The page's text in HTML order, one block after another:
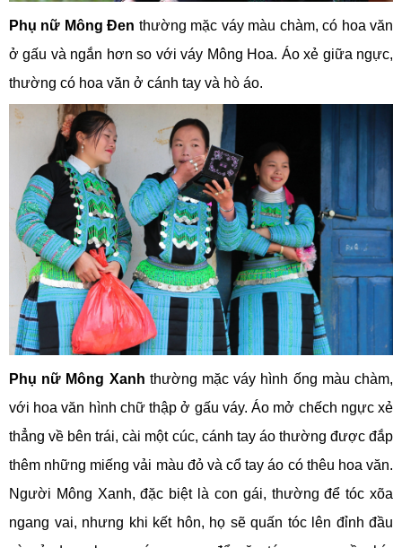
Phụ nữ Mông Đen thường mặc váy màu chàm, có hoa văn
ở gấu và ngắn hơn so với váy Mông Hoa. Áo xẻ giữa ngực,
thường có hoa văn ở cánh tay và hò áo.
Phụ nữ Mông Xanh thường mặc váy hình ống màu chàm,
với hoa văn hình chữ thập ở gấu váy. Áo mở chếch ngực xẻ
thẳng về bên trái, cài một cúc, cánh tay áo thường được đắp
thêm những miếng vải màu đỏ và cổ tay áo có thêu hoa văn.
Người Mông Xanh, đặc biệt là con gái, thường để tóc xõa
ngang vai, nhưng khi kết hôn, họ sẽ quấn tóc lên đỉnh đầu